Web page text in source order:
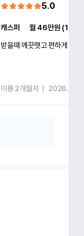
5.0
캐스퍼
월 46만원 (1개월)
받을때 깨끗햇고 편하게 잘이
이용 2개월차ㅣ 2026.07.08